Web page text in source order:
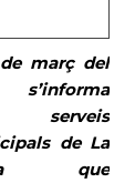
març del
s’informa
serveis
de La
que